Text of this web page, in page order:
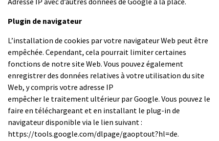
Plugin de navigateur
L’installation de cookies par votre navigateur Web peut être
empêchée. Cependant, cela pourrait limiter certaines
fonctions de notre site Web. Vous pouvez également
enregistrer des données relatives à votre utilisation du site
Web, y compris votre adresse IP
empêcher le traitement ultérieur par Google. Vous pouvez le
faire en téléchargeant et en installant le plug-in de
navigateur disponible via le lien suivant :
https://tools.google.com/dlpage/gaoptout?hl=de.